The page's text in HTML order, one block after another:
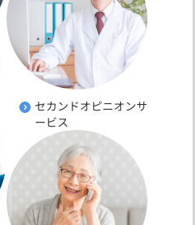
セカンドオピニオンサ
ービス